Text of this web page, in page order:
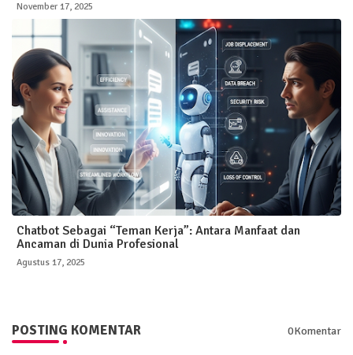
November 17, 2025
Chatbot Sebagai “Teman Kerja”: Antara Manfaat dan
Ancaman di Dunia Profesional
Agustus 17, 2025
POSTING KOMENTAR 0Komentar